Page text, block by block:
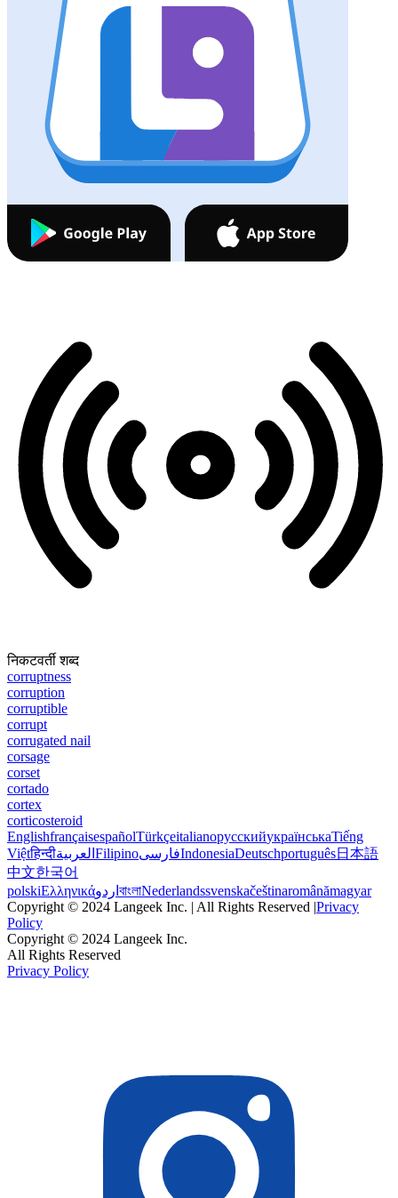
निकटवर्ती शब्द
corruptness
corruption
corruptible
corrupt
corrugated nail
corsage
corset
cortado
cortex
corticosteroid
EnglishfrançaisespañolTürkçeitalianoрусскийукраїнськаTiếng
Việtहिन्दीالعربية FilipinoفارسیIndonesiaDeutschportuguês日本語
中文한국어
polskiΕλληνικάاردو বাংলাNederlandssvenskačeštinaromânămagyar
Copyright © 2024 Langeek Inc. | All Rights Reserved |Privacy
Policy
Copyright © 2024 Langeek Inc.
All Rights Reserved
Privacy Policy